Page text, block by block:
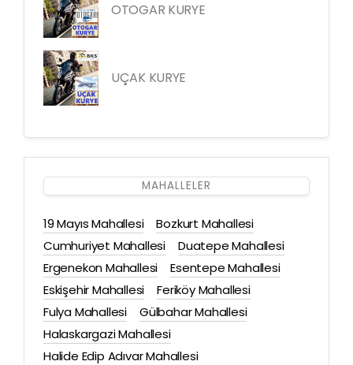
OTOGAR KURYE
UÇAK KURYE
MAHALLELER
19 Mayıs Mahallesi
Bozkurt Mahallesi
Cumhuriyet Mahallesi
Duatepe Mahallesi
Ergenekon Mahallesi
Esentepe Mahallesi
Eskişehir Mahallesi
Feriköy Mahallesi
Fulya Mahallesi
Gülbahar Mahallesi
Halaskargazi Mahallesi
Halide Edip Adıvar Mahallesi